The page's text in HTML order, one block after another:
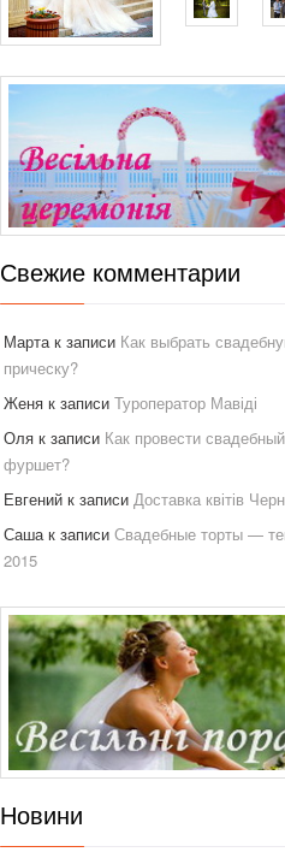
Свежие комментарии
Мартак записи Как выбрать
прическу?
Женя к записиТуроператор Мавіді
Оля к записи Как провести свадебный
фуршет?
Евгений к записиДоставка квітів
Сашак записиСвадебные торты —
2015
Новини